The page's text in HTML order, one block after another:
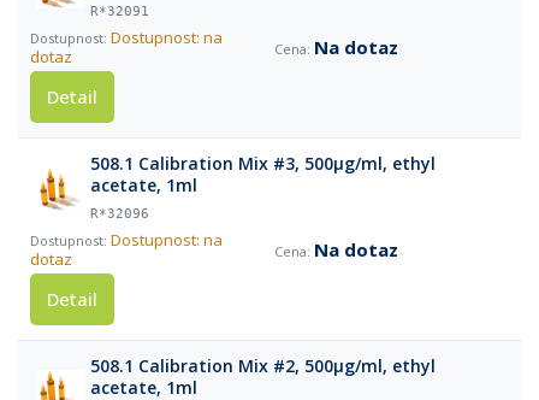
R*32091
Dostupnost: na
dotaz
Na dotaz
Detail
508.1 Calibration Mix #3, 500µg/ml, ethyl
acetate, 1ml
R*32096
Dostupnost: na
dotaz
Na dotaz
Detail
508.1 Calibration Mix #2, 500µg/ml, ethyl
acetate, 1ml